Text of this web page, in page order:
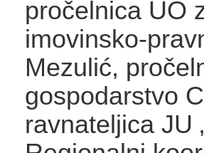
pročelnica UO
imovinsko-
Mezulić,
gospodarstvo
ravnateljica JU